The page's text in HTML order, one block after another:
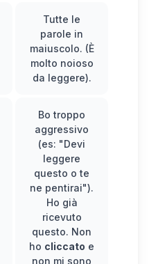
Tutte le
parole in
maiuscolo. (È
molto noioso
da leggere).
Bo troppo
aggressivo
(es: "Devi
leggere
questo o te
ne pentirai").
Ho già
ricevuto
questo. Non
ho cliccato e
non mi sono